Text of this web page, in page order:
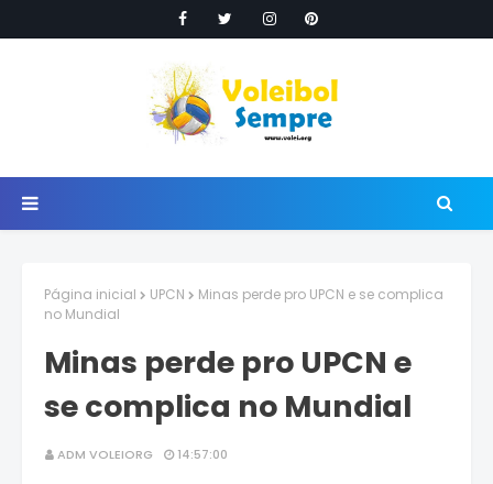
Página inicial UPCN
Minas perde pro UPCN e se complica
no Mundial
Minas perde pro UPCN e
se complica no Mundial
ADM VOLEIORG 14:57:00